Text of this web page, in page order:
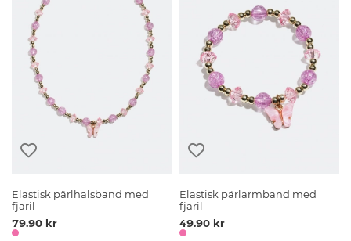
Elastisk pärlhalsband med
fjäril
79.90 kr
Elastisk pärlarmband med
fjäril
49.90 kr